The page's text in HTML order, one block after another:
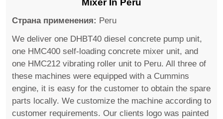
Mixer In Peru
Страна применения: Peru
We deliver one DHBT40 diesel concrete pump unit,
one HMC400 self-loading concrete mixer unit, and
one HMC212 vibrating roller unit to Peru. All three of
these machines were equipped with a Cummins
engine, it is easy for the customer to obtain the spare
parts locally. We customize the machine according to
customer requirements. Our clients logo was painted